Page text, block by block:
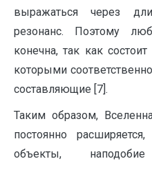
выражаться через
резонанс. Поэтому
конечна, так как
которыми
составляющие [7].
Таким образом,
постоянно
объекты,